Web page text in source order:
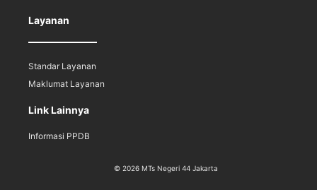
Layanan
Standar Layanan
Maklumat Layanan
Link Lainnya
Informasi PPDB
© 2026 MTs Negeri 44 Jakarta